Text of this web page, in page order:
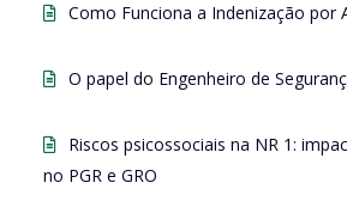
Como Funciona a Indenização por
O papel do Engenheiro de
Riscos psicossociais na NR 1:
no PGR e GRO